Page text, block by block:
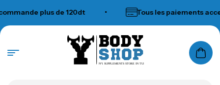
plus de 120dt Tous les paiements
N°1 SUPPLEMENTS STORE IN TUNISIA